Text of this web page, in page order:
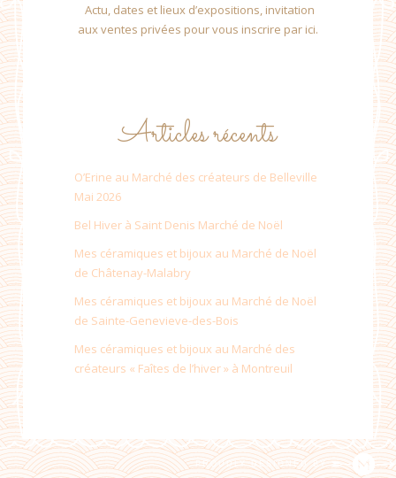
Actu, dates et lieux d’expositions, invitation
aux ventes privées pour vous inscrire par ici.
Articles récents
O’Erine au Marché des créateurs de Belleville
Mai 2026
Bel Hiver à Saint Denis Marché de Noël
Mes céramiques et bijoux au Marché de Noël
de Châtenay-Malabry
Mes céramiques et bijoux au Marché de Noël
de Sainte-Genevieve-des-Bois
Mes céramiques et bijoux au Marché des
créateurs « Faîtes de l’hiver » à Montreuil
PROUDLY DESIGNED BY